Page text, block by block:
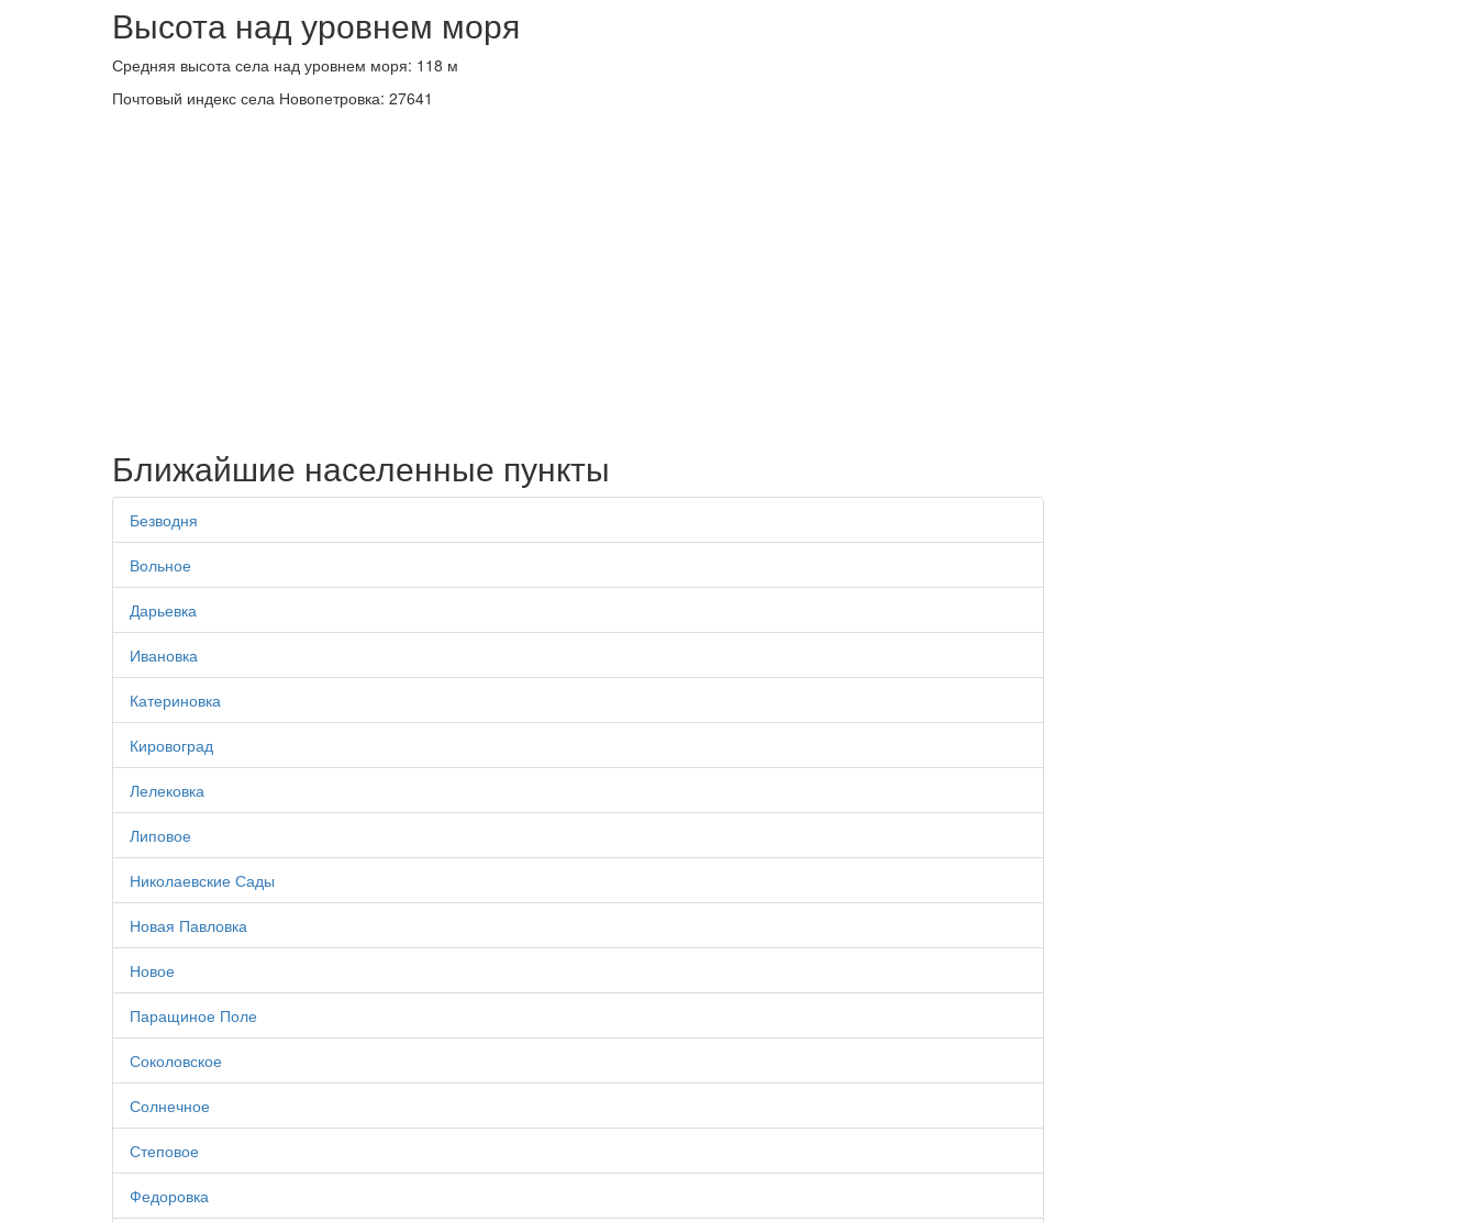
Высота над уровнем моря
Средняя высота села над уровнем моря: 118 м
Почтовый индекс села Новопетровка: 27641
Ближайшие населенные пункты
Безводня
Вольное
Дарьевка
Ивановка
Катериновка
Кировоград
Лелековка
Липовое
Николаевские Сады
Новая Павловка
Новое
Паращиное Поле
Соколовское
Солнечное
Степовое
Федоровка